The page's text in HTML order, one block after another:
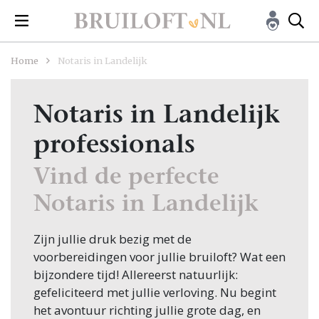
Home Notaris in Landelijk
Notaris in Landelijk
professionals
Vind de perfecte
Notaris in Landelijk
Zijn jullie druk bezig met de
voorbereidingen voor jullie bruiloft? Wat een
bijzondere tijd! Allereerst natuurlijk:
gefeliciteerd met jullie verloving. Nu begint
het avontuur richting jullie grote dag, en